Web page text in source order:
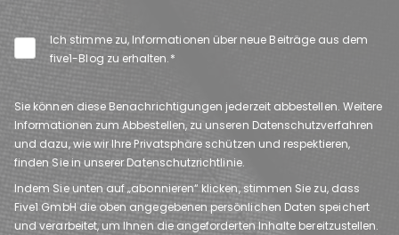
Ich stimme zu, Informationen über neue Beiträge aus dem
five1-Blog zu erhalten.*
Sie können diese Benachrichtigungen jederzeit abbestellen. Weitere
Informationen zum Abbestellen, zu unseren Datenschutzverfahren
und dazu, wie wir Ihre Privatsphäre schützen und respektieren,
finden Sie in unserer Datenschutzrichtlinie.
Indem Sie unten auf „abonnieren“ klicken, stimmen Sie zu, dass
Five1 GmbH die oben angegebenen persönlichen Daten speichert
und verarbeitet, um Ihnen die angeforderten Inhalte bereitzustellen.